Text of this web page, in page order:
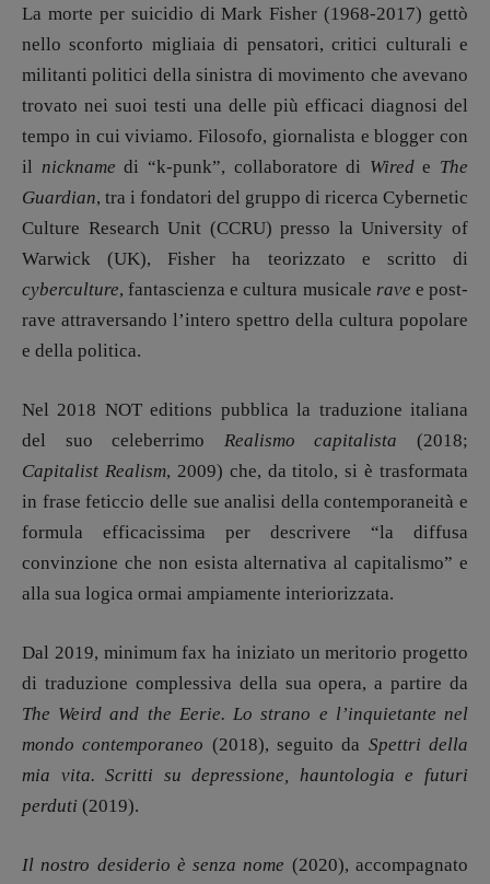
La morte per suicidio di Mark Fisher (1968-2017) gettò
nello sconforto migliaia di pensatori, critici culturali e
militanti politici della sinistra di movimento che avevano
trovato nei suoi testi una delle più efficaci diagnosi del
tempo in cui viviamo. Filosofo, giornalista e blogger con
il nickname di “k-punk”, collaboratore di Wirede The
Guardian, tra i fondatori del gruppo di ricerca Cybernetic
Culture Research Unit (CCRU) presso la University of
Warwick (UK), Fisher ha teorizzato e scritto di
cyberculture, fantascienza e cultura musicale rave e post-
rave attraversando l’intero spettro della cultura popolare
e della politica.
Nel 2018 NOT editions pubblica la traduzione italiana
del suo celeberrimo Realismo capitalista (2018;
Capitalist Realism, 2009) che, da titolo, si è trasformata
in frase feticcio delle sue analisi della contemporaneità e
formula efficacissima per descrivere “la diffusa
convinzione che non esista alternativa al capitalismo” e
alla sua logica ormai ampiamente interiorizzata.
Dal 2019, minimum fax ha iniziato un meritorio progetto
di traduzione complessiva della sua opera, a partire da
The Weird and the Eerie. Lo strano e l’inquietante nel
mondo contemporaneo (2018), seguito da Spettri della
mia vita. Scritti su depressione, hauntologia e futuri
perduti (2019).
Il nostro desiderio è senza nome (2020), accompagnato